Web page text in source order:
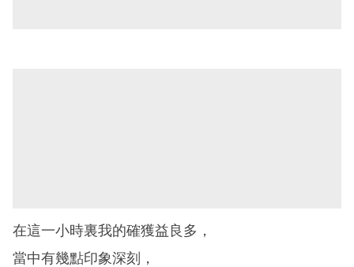
在這一小時裏我的確獲益良多，
當中有幾點印象深刻，